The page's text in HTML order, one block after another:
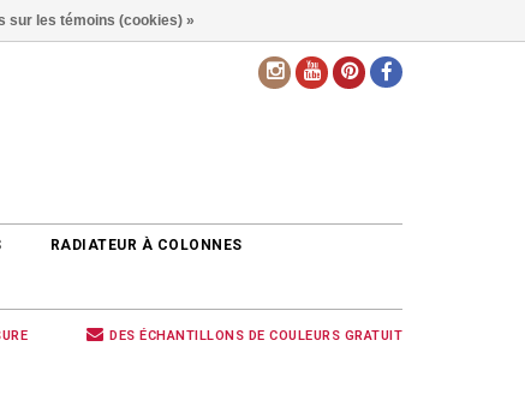
RADIATEUR À COLONNES
DES ÉCHANTILLONS DE COULEURS GRATUIT
sur les témoins (cookies) »